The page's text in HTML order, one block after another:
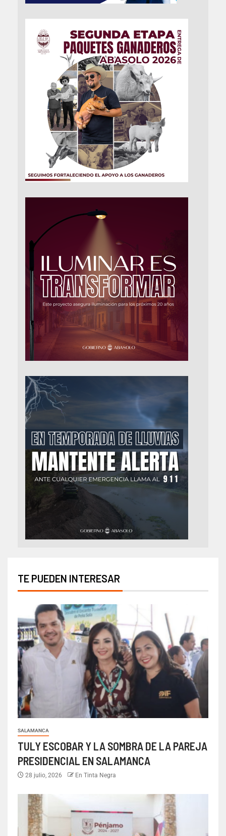
TE PUEDEN INTERESAR
SALAMANCA
TULY ESCOBAR Y LA SOMBRA DE LA PAREJA
PRESIDENCIAL EN SALAMANCA
28 julio, 2026 En Tinta Negra